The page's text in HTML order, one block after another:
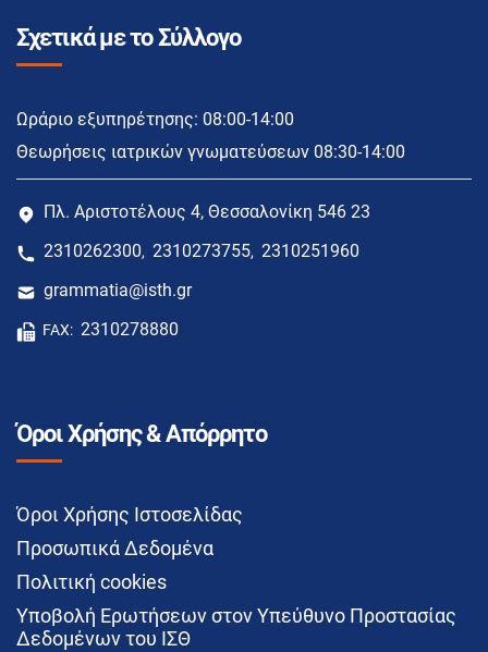
Σχετικά με το Σύλλογο
Ωράριο εξυπηρέτησης: 08:00-14:00
Θεωρήσεις ιατρικών γνωματεύσεων 08:30-14:00
Πλ. Αριστοτέλους 4, Θεσσαλονίκη 546 23
2310262300, 2310273755, 2310251960
grammatia@isth.gr
FAX: 2310278880
Όροι Χρήσης & Απόρρητο
Όροι Χρήσης Ιστοσελίδας
Προσωπικά Δεδομένα
Πολιτική cookies
Υποβολή Ερωτήσεων στον Υπεύθυνο Προστασίας
Δεδομένων του ΙΣΘ